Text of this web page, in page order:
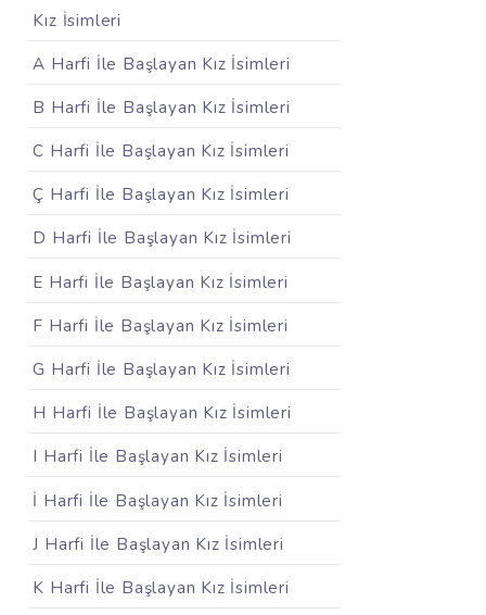
Kız İsimleri
A Harfi İle Başlayan Kız İsimleri
B Harfi İle Başlayan Kız İsimleri
C Harfi İle Başlayan Kız İsimleri
Ç Harfi İle Başlayan Kız İsimleri
D Harfi İle Başlayan Kız İsimleri
E Harfi İle Başlayan Kız İsimleri
F Harfi İle Başlayan Kız İsimleri
G Harfi İle Başlayan Kız İsimleri
H Harfi İle Başlayan Kız İsimleri
I Harfi İle Başlayan Kız İsimleri
İ Harfi İle Başlayan Kız İsimleri
J Harfi İle Başlayan Kız İsimleri
K Harfi İle Başlayan Kız İsimleri